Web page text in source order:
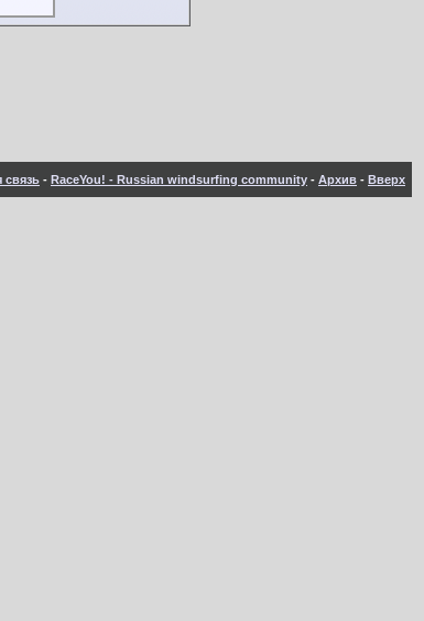
связь - RaceYou! - Russian windsurfing community - Архив - Вверх